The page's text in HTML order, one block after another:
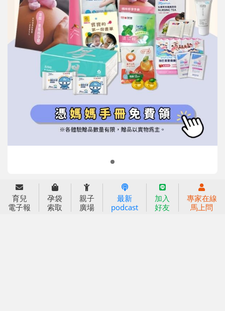
信誼基金會
2022信誼年度報告
2023信誼年度報告
2024信誼年度報告
育兒服務
好好育兒
好孕袋
附設幼兒園
小袋鼠幼師網
育兒
電子報
孕袋
索取
親子
廣場
最新
podcast
加入
好友
專家在線
馬上問